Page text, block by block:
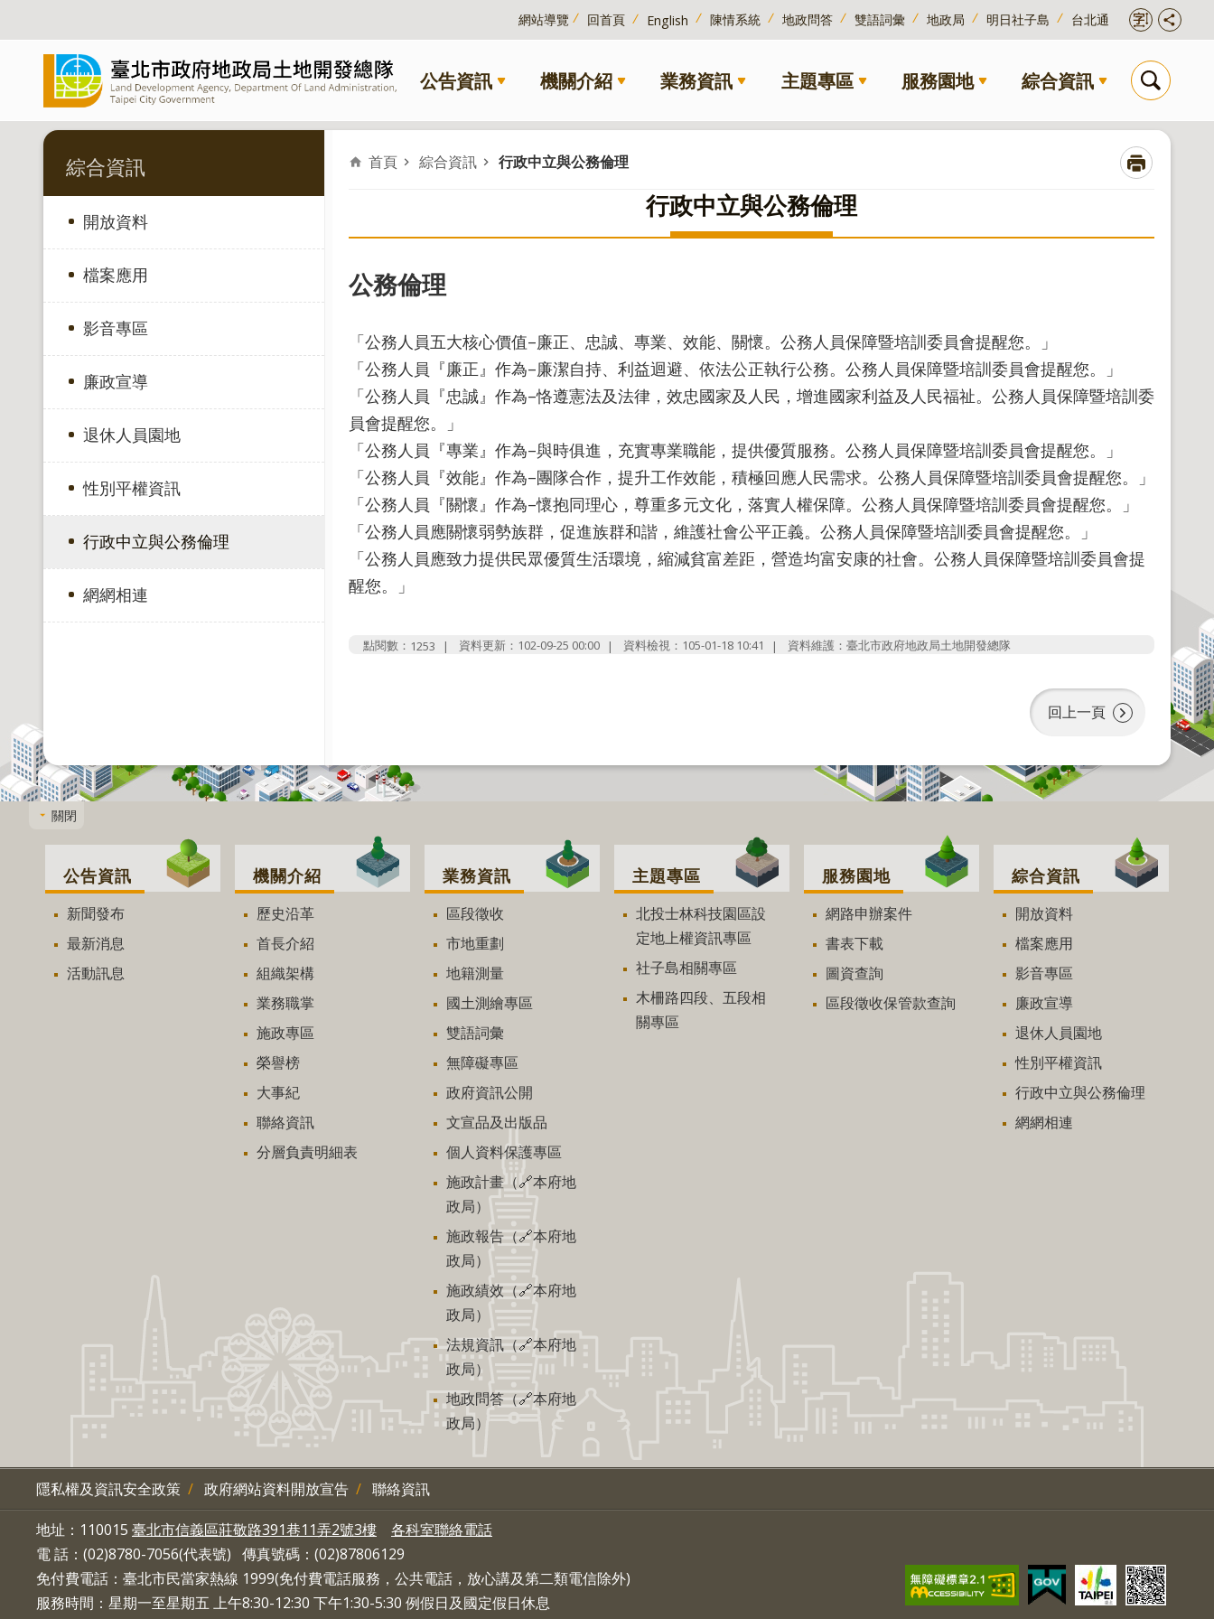
網站導覽 回首頁 English 陳情系統 地政問答 雙語詞彙 地政局 明日社子島 台北通
公告資訊 機關介紹 業務資訊 主題專區 服務園地 綜合資訊
綜合資訊
開放資料
檔案應用
影音專區
廉政宣導
退休人員園地
性別平權資訊
行政中立與公務倫理
網網相連
首頁 綜合資訊 行政中立與公務倫理
行政中立與公務倫理
公務倫理
「公務人員五大核心價值–廉正、忠誠、專業、效能、關懷。公務人員保障暨培訓委員會提醒您。」
「公務人員『廉正』作為–廉潔自持、利益迴避、依法公正執行公務。公務人員保障暨培訓委員會提醒您。」
「公務人員『忠誠』作為–恪遵憲法及法律，效忠國家及人民，增進國家利益及人民福祉。公務人員保障暨培訓委
員會提醒您。」
「公務人員『專業』作為–與時俱進，充實專業職能，提供優質服務。公務人員保障暨培訓委員會提醒您。」
「公務人員『效能』作為–團隊合作，提升工作效能，積極回應人民需求。公務人員保障暨培訓委員會提醒您。」
「公務人員『關懷』作為–懷抱同理心，尊重多元文化，落實人權保障。公務人員保障暨培訓委員會提醒您。」
「公務人員應關懷弱勢族群，促進族群和諧，維護社會公平正義。公務人員保障暨培訓委員會提醒您。」
「公務人員應致力提供民眾優質生活環境，縮減貧富差距，營造均富安康的社會。公務人員保障暨培訓委員會提
醒您。」
點閱數： 1253 資料更新：102-09-25 00:00 資料檢視：105-01-18 10:41 資料維護：臺北市政府地政局土地開發總隊
回上一頁
關閉
公告資訊
新聞發布
最新消息
活動訊息
機關介紹
歷史沿革
首長介紹
組織架構
業務職掌
施政專區
榮譽榜
大事紀
聯絡資訊
分層負責明細表
業務資訊
區段徵收
市地重劃
地籍測量
國土測繪專區
雙語詞彙
無障礙專區
政府資訊公開
文宣品及出版品
個人資料保護專區
施政計畫（🔗本府地
政局）
施政報告（🔗本府地
政局）
施政績效（🔗本府地
政局）
法規資訊（🔗本府地
政局）
地政問答（🔗本府地
政局）
主題專區
北投士林科技園區設
定地上權資訊專區
社子島相關專區
木柵路四段、五段相
關專區
服務園地
網路申辦案件
書表下載
圖資查詢
區段徵收保管款查詢
綜合資訊
開放資料
檔案應用
影音專區
廉政宣導
退休人員園地
性別平權資訊
行政中立與公務倫理
網網相連
隱私權及資訊安全政策 政府網站資料開放宣告 聯絡資訊
地址：110015 臺北市信義區莊敬路391巷11弄2號3樓
各科室聯絡電話
電 話：(02)8780-7056(代表號) 傳真號碼：(02)87806129
免付費電話：臺北市民當家熱線 1999(免付費電話服務，公共電話，放心講及第二類電信除外)
服務時間：星期一至星期五 上午8:30-12:30 下午1:30-5:30 例假日及國定假日休息